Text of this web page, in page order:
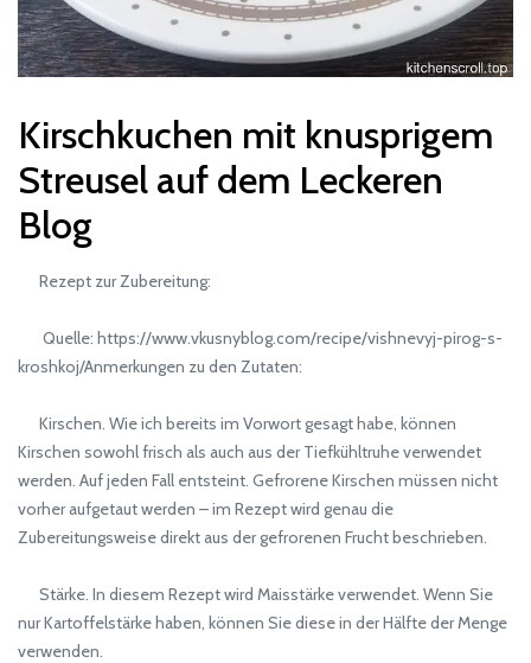
Kirschkuchen mit knusprigem
Streusel auf dem Leckeren
Blog
Rezept zur Zubereitung:
Quelle: https://www.vkusnyblog.com/recipe/vishnevyj-pirog-s-
kroshkoj/Anmerkungen zu den Zutaten:
Kirschen. Wie ich bereits im Vorwort gesagt habe, können
Kirschen sowohl frisch als auch aus der Tiefkühltruhe verwendet
werden. Auf jeden Fall entsteint. Gefrorene Kirschen müssen nicht
vorher aufgetaut werden – im Rezept wird genau die
Zubereitungsweise direkt aus der gefrorenen Frucht beschrieben.
Stärke. In diesem Rezept wird Maisstärke verwendet. Wenn Sie
nur Kartoffelstärke haben, können Sie diese in der Hälfte der Menge
verwenden.